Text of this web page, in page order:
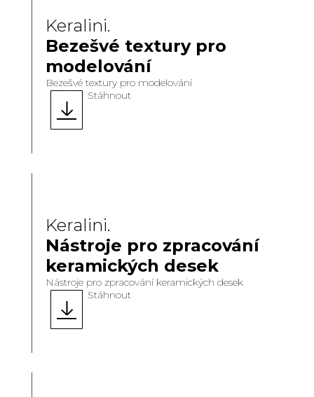
Keralini.
Bezešvé textury pro
modelování
Bezešvé textury pro modelování
Stáhnout
Keralini.
Nástroje pro zpracování
keramických desek
Nástroje pro zpracování keramických desek
Stáhnout